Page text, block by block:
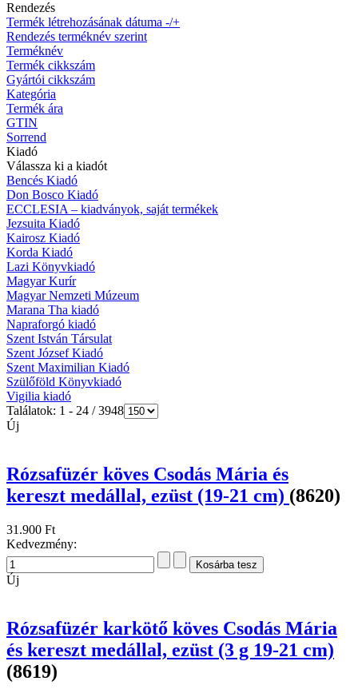
Rendezés
Termék létrehozásának dátuma -/+
Rendezés terméknév szerint
Terméknév
Termék cikkszám
Gyártói cikkszám
Kategória
Termék ára
GTIN
Sorrend
Kiadó
Válassza ki a kiadót
Bencés Kiadó
Don Bosco Kiadó
ECCLESIA – kiadványok, saját termékek
Jezsuita Kiadó
Kairosz Kiadó
Korda Kiadó
Lazi Könyvkiadó
Magyar Kurír
Magyar Nemzeti Múzeum
Marana Tha kiadó
Napraforgó kiadó
Szent István Társulat
Szent József Kiadó
Szent Maximilian Kiadó
Szülőföld Könyvkiadó
Vigilia kiadó
Találatok: 1 - 24 / 3948
Új
Rózsafüzér köves Csodás Mária és
kereszt medállal, ezüst (19-21 cm) (8620)
31.900 Ft
Kedvezmény:
Új
Rózsafüzér karkötő köves Csodás Mária
és kereszt medállal, ezüst (3 g 19-21 cm)
(8619)